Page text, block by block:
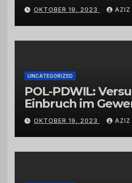
OKTOBER 19, 2023 AZIZ
UNCATEGORIZED
POL-PDWIL:
Einbruch im
Wittlich
OKTOBER 19, 2023 AZIZ